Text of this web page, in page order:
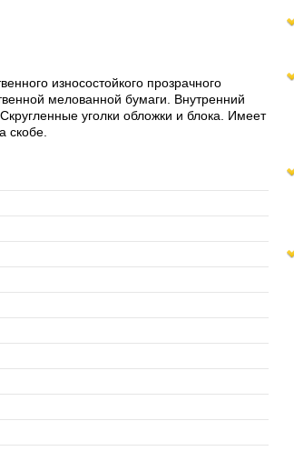
износостойкого прозрачного
мелованной бумаги. Внутренний
уголки обложки и блока. Имеет
скобе.